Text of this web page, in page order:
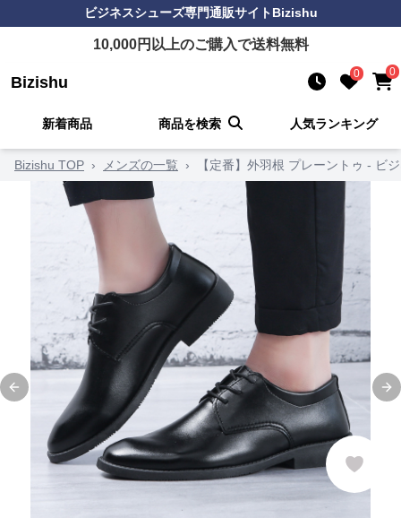
ビジネスシューズ専門通販サイトBizishu
10,000円以上のご購入で送料無料
Bizishu 0 0
新着商品 商品を検索 人気ランキング
Bizishu TOP › メンズの一覧 › 【定番】外羽根 プレーントゥ - ビ
Previous slide